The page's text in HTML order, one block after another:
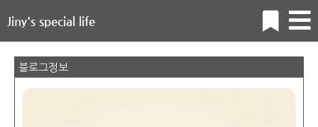
Jiny's special life
블로그정보